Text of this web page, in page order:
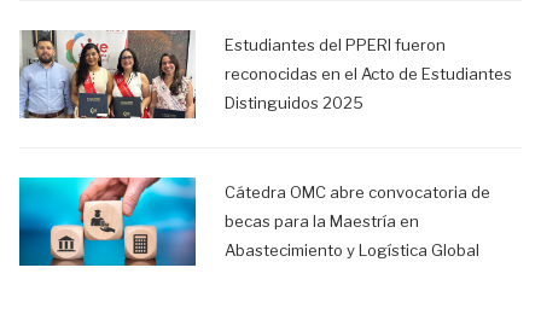
Estudiantes del PPERI fueron
reconocidas en el Acto de Estudiantes
Distinguidos 2025
Cátedra OMC abre convocatoria de
becas para la Maestría en
Abastecimiento y Logística Global